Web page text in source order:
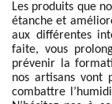
Les produits que
étanche et
aux différentes
faite, vous
prévenir la
nos artisans vont
combattre